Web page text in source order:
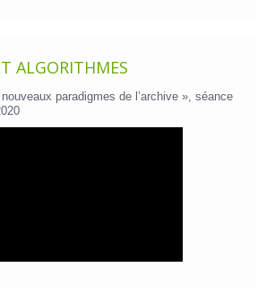
ALGORITHMES
paradigmes de l’archive », séance